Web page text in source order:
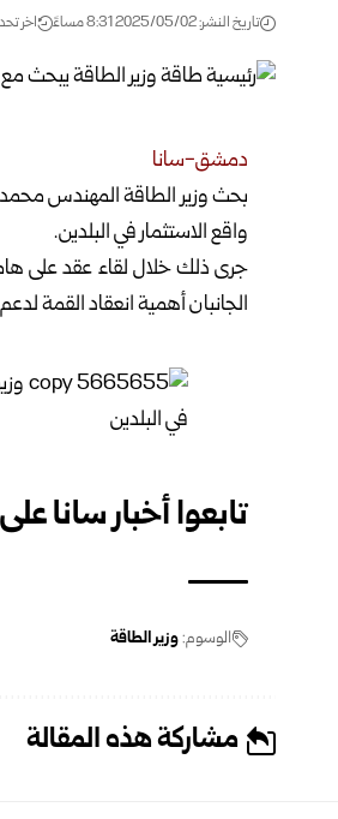
تاريخ النشر: 2025/05/02 8:31 مساءً اخر تحديث: 2025/
دمشق-سانا
بحث وزير الطاقة المهندس محمد
واقعالاستثمار في ‏البلدين.‏
جرى ذلك خلال لقاء عقد على
الجانبان أهمية انعقاد ‏القمة
تابعوا أخبار سانا على
الوسوم:وزير الطاقة
مشاركة هذه المقالة